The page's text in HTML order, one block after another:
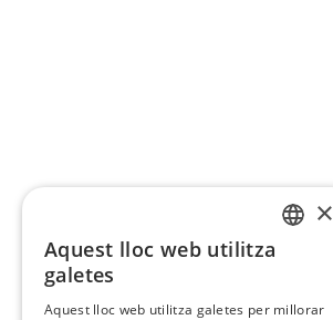
×
Aquest lloc web utilitza
galetes
Aquest lloc web utilitza galetes per millorar